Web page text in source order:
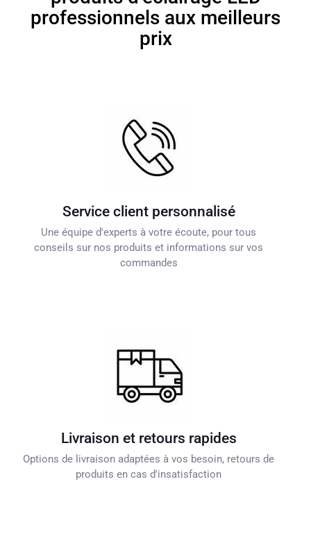
professionnels aux meilleurs
prix
Service client personnalisé
Une équipe d'experts à votre écoute, pour tous
conseils sur nos produits et informations sur vos
commandes
Livraison et retours rapides
Options de livraison adaptées à vos besoin, retours de
produits en cas d'insatisfaction